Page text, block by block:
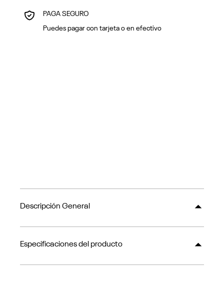
PAGA SEGURO
Puedes pagar con tarjeta o en efectivo
Descripción General
Especificaciones del producto